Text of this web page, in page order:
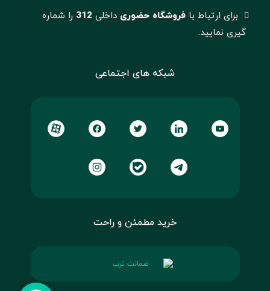
برای ارتباط با فروشگاه حضوریداخلی 312 را شماره
گیری نمایید.
شبکه های اجتماعی
خرید مطمئن و راحت